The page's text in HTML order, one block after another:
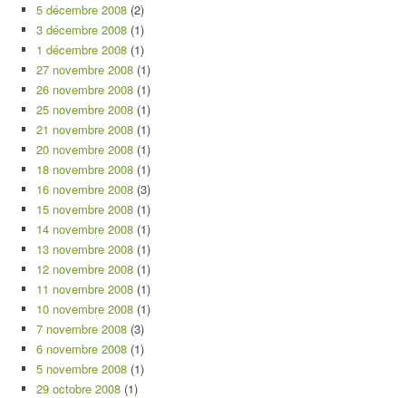
5 décembre 2008 (2)
3 décembre 2008 (1)
1 décembre 2008 (1)
27 novembre 2008 (1)
26 novembre 2008 (1)
25 novembre 2008 (1)
21 novembre 2008 (1)
20 novembre 2008 (1)
18 novembre 2008 (1)
16 novembre 2008 (3)
15 novembre 2008 (1)
14 novembre 2008 (1)
13 novembre 2008 (1)
12 novembre 2008 (1)
11 novembre 2008 (1)
10 novembre 2008 (1)
7 novembre 2008 (3)
6 novembre 2008 (1)
5 novembre 2008 (1)
29 octobre 2008 (1)